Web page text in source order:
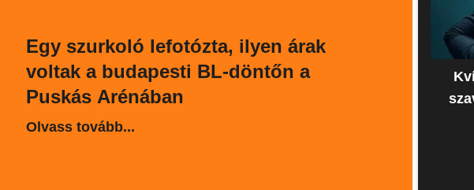
Egy szurkoló lefotózta, ilyen árak
voltak a budapesti BL-döntőn a
Puskás Arénában
Olvass tovább...